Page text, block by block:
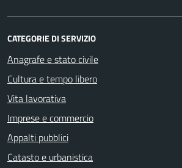
CATEGORIE DI SERVIZIO
Anagrafe e stato civile
Cultura e tempo libero
Vita lavorativa
Imprese e commercio
Appalti pubblici
Catasto e urbanistica